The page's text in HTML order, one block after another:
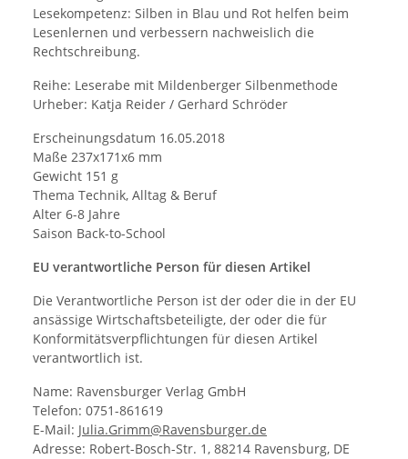
Lesekompetenz: Silben in Blau und Rot helfen beim
Lesenlernen und verbessern nachweislich die
Rechtschreibung.
Reihe: Leserabe mit Mildenberger Silbenmethode
Urheber: Katja Reider / Gerhard Schröder
Erscheinungsdatum 16.05.2018
Maße 237x171x6 mm
Gewicht 151 g
Thema Technik, Alltag & Beruf
Alter 6-8 Jahre
Saison Back-to-School
EU verantwortliche Person für diesen Artikel
Die Verantwortliche Person ist der oder die in der EU
ansässige Wirtschaftsbeteiligte, der oder die für
Konformitätsverpflichtungen für diesen Artikel
verantwortlich ist.
Name: Ravensburger Verlag GmbH
Telefon: 0751-861619
E-Mail: Julia.Grimm@Ravensburger.de
Adresse: Robert-Bosch-Str. 1, 88214 Ravensburg, DE